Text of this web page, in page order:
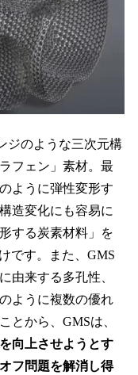
ジのような三次元構
フェン」素材。最
ように弾性変形す
造変化にも容易に
する炭素材料」を
です。また、GMS
由来する多孔性、
ように複数の優れ
とから、GMSは、
向上させようとす
フ問題を解消し得